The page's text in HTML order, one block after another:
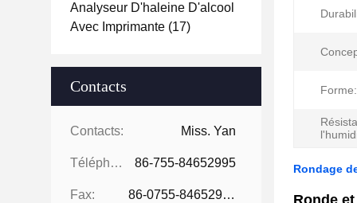
Analyseur D'haleine D'alcool
Avec Imprimante (17)
Contacts
Contacts: Miss. Yan
Téléphone: 86-755-84652995
Fax: 86-0755-84652995
Forme:
Rondage
Ronde